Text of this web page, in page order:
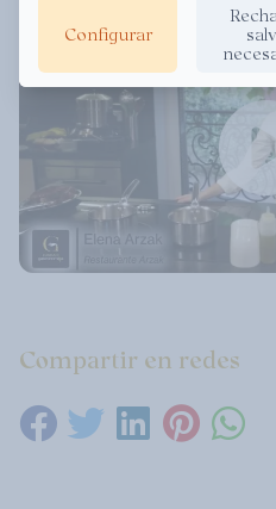
Compartir en redes
Configurar